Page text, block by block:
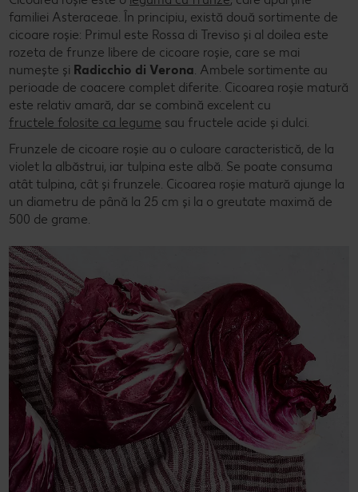
familiei Asteraceae. În principiu, există două sortimente de
cicoare roșie: Primul este Rossa di Treviso și al doilea este
rozeta de frunze libere de cicoare roșie, care se mai
numește și Radicchio di Verona . Ambele sortimente au
perioade de coacere complet diferite. Cicoarea roșie matură
este relativ amară, dar se combină excelent cu
fructele folosite ca legume sau fructele acide și dulci.
Frunzele de cicoare roșie au o culoare caracteristică, de la
violet la albăstrui, iar tulpina este albă. Se poate consuma
atât tulpina, cât și frunzele. Cicoarea roșie matură ajunge la
un diametru de până la 25 cm și la o greutate maximă de
500 de grame.